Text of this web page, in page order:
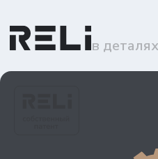
в деталях